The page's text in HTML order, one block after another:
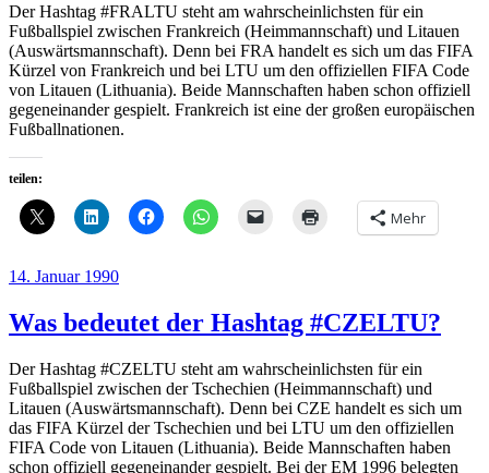
Der Hashtag #FRALTU steht am wahrscheinlichsten für ein
Fußballspiel zwischen Frankreich (Heimmannschaft) und Litauen
(Auswärtsmannschaft). Denn bei FRA handelt es sich um das FIFA
Kürzel von Frankreich und bei LTU um den offiziellen FIFA Code
von Litauen (Lithuania). Beide Mannschaften haben schon offiziell
gegeneinander gespielt. Frankreich ist eine der großen europäischen
Fußballnationen.
teilen:
Mehr
Veröffentlicht
14. Januar 1990
Was bedeutet der Hashtag #CZELTU?
Der Hashtag #CZELTU steht am wahrscheinlichsten für ein
Fußballspiel zwischen der Tschechien (Heimmannschaft) und
Litauen (Auswärtsmannschaft). Denn bei CZE handelt es sich um
das FIFA Kürzel der Tschechien und bei LTU um den offiziellen
FIFA Code von Litauen (Lithuania). Beide Mannschaften haben
schon offiziell gegeneinander gespielt. Bei der EM 1996 belegten